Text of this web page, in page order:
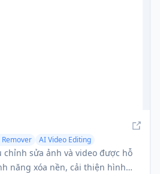
AI Video Editing
chỉnh sửa ảnh và video được hỗ
năng xóa nền, cải thiện hình